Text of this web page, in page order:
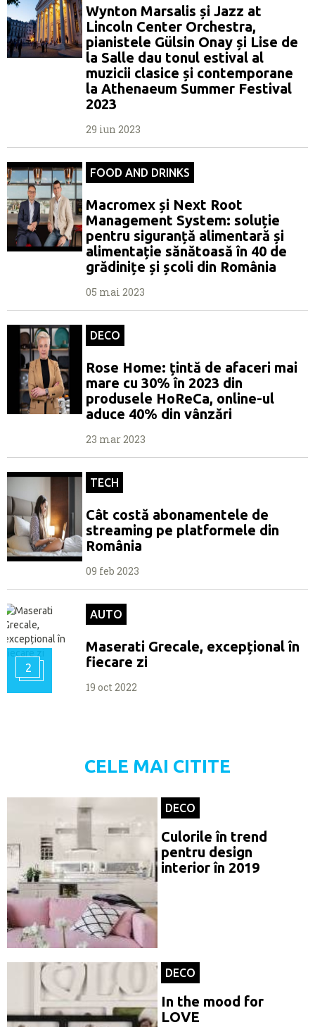
Wynton Marsalis și Jazz at
Lincoln Center Orchestra,
pianistele Gülsin Onay și Lise de
la Salle dau tonul estival al
muzicii clasice și contemporane
la Athenaeum Summer Festival
2023
29 iun 2023
FOOD AND DRINKS
Macromex și Next Root
Management System: soluție
pentru siguranță alimentară și
alimentație sănătoasă în 40 de
grădinițe și școli din România
05 mai 2023
DECO
Rose Home: țintă de afaceri mai
mare cu 30% în 2023 din
produsele HoReCa, online-ul
aduce 40% din vânzări
23 mar 2023
TECH
Cât costă abonamentele de
streaming pe platformele din
România
09 feb 2023
2
AUTO
Maserati Grecale, excepțional în
fiecare zi
19 oct 2022
CELE MAI CITITE
DECO
Culorile în trend
pentru design
interior în 2019
DECO
In the mood for
LOVE